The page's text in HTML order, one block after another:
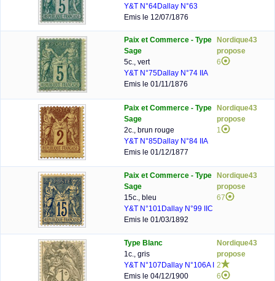
Y&T N°64Dallay N°63
Emis le 12/07/1876
Paix et Commerce - Type
Sage
5c., vert
Y&T N°75Dallay N°74 IIA
Emis le 01/11/1876
Nordique43
propose
6
Paix et Commerce - Type
Sage
2c., brun rouge
Y&T N°85Dallay N°84 IIA
Emis le 01/12/1877
Nordique43
propose
1
Paix et Commerce - Type
Sage
15c., bleu
Y&T N°101 Dallay N°99 IIC
Emis le 01/03/1892
Nordique43
propose
67
Type Blanc
1c., gris
Y&T N°107 Dallay N°106A I
Emis le 04/12/1900
Nordique43
propose
2
6